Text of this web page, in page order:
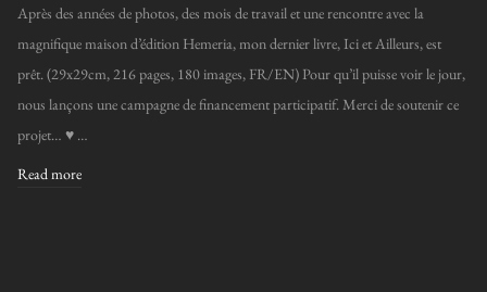
Après des années de photos, des mois de travail et une rencontre avec la
magnifique maison d’édition Hemeria, mon dernier livre, Ici et Ailleurs, est
prêt. (29x29cm, 216 pages, 180 images, FR/EN) Pour qu’il puisse voir le jour,
nous lançons une campagne de financement participatif. Merci de soutenir ce
projet… ♥️ …
Read more